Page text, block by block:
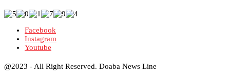
Facebook
Instagram
Youtube
@2023 - All Right Reserved. Doaba News Line